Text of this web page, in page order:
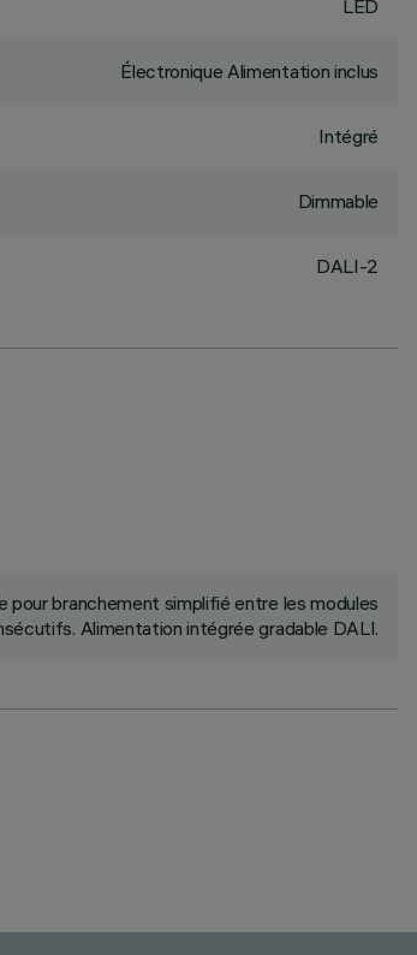
LED
Électronique Alimentation inclus
Intégré
Dimmable
DALI-2
branchement simplifié entre les modules
Alimentation intégrée gradable DALI.